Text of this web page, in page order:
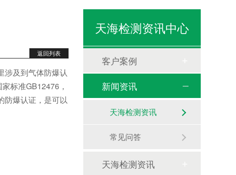
返回列表
涉及到气体防爆认
标准GB12476，
防爆认证，是可以
天海检测资讯中心
客户案例
新闻资讯
天海检测资讯
常见问答
天海检测资讯